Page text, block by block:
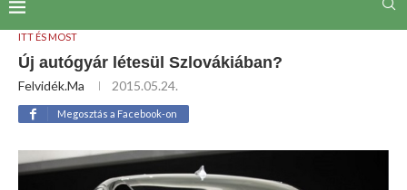
ITT ÉS MOST
Új autógyár létesül Szlovákiában?
Felvidék.ma 2015.05.24.
Megosztás a Facebook-on